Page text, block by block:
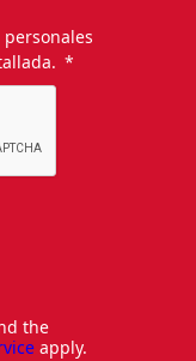
the
apply.